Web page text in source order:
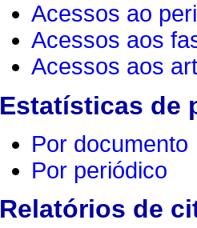
Acessos ao
Acessos aos
Acessos aos
Estatísticas de
Por documento
Por periódico
Relatórios de